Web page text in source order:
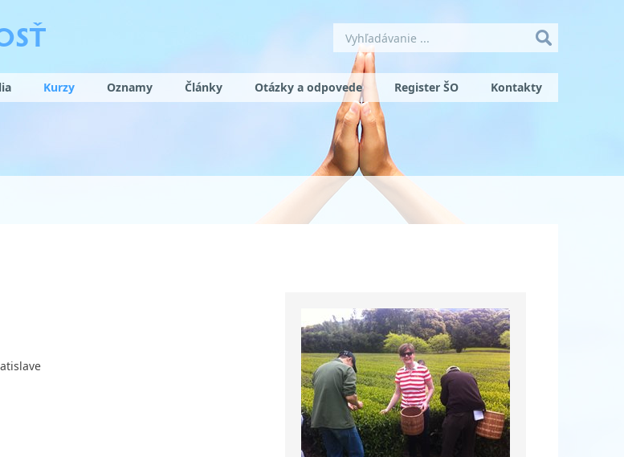
Kurzy Oznamy Články Otázky a odpovede Register ŠO Kontakty